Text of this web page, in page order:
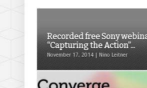
Recorded free Sony
“Capturing the Action”...
November 17, 2014 | Nino Leitner